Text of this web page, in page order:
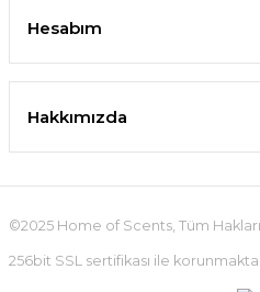
Hesabım
Hakkımızda
©2025 Home of Scents, Tüm
256bit SSL sertifikası ile